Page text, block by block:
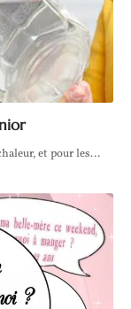
et pour les…